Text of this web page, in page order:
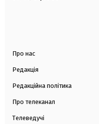
Про нас
Редакція
Редакційна політика
Про телеканал
Телеведучі